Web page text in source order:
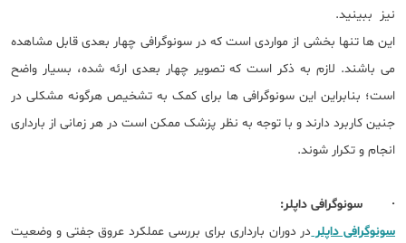
نیز ببینید.
این ها تنها بخشی از مواردی است که در سونوگرافی چهار بعدی قابل مشاهده
می باشند. لازم به ذکر است که تصویر چهار بعدی ارئه شده، بسیار واضح
است؛ بنابراین این سونوگرافی‌ ها برای کمک به تشخیص هرگونه مشکلی در
جنین کاربرد دارند و با توجه به نظر پزشک ممکن است در هر زمانی از بارداری
انجام و تکرار شوند.
· سونوگرافی داپلر:
سونوگرافی داپلردر دوران بارداری برای بررسی عملکرد عروق جفتی و وضعیت